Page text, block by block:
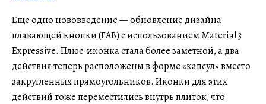
Еще одно нововведение — обновление дизайна
плавающей кнопки (FAB) с использованием Material 3
Expressive. Плюс-иконка стала более заметной, а два
действия теперь расположены в форме «капсул» вместо
закругленных прямоугольников. Иконки для этих
действий тоже переместились внутрь плиток, что